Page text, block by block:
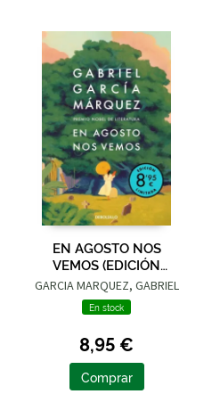
EN AGOSTO NOS
VEMOS (EDICIÓN
LIMITADA)
GARCIA MARQUEZ, GABRIEL
En stock
8,95 €
Comprar